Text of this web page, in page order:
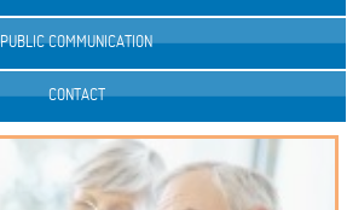
PUBLIC COMMUNICATION
CONTACT